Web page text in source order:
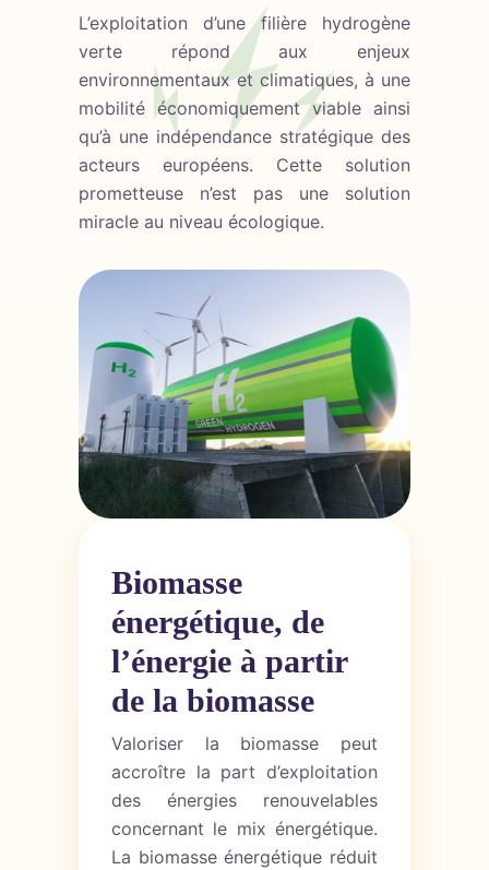
L’exploitation d’une filière hydrogène
verte répond aux enjeux
environnementaux et climatiques, à une
mobilité économiquement viable ainsi
qu’à une indépendance stratégique des
acteurs européens. Cette solution
prometteuse n’est pas une solution
miracle au niveau écologique.
Biomasse
énergétique, de
l’énergie à partir
de la biomasse
Valoriser la biomasse peut
accroître la part d’exploitation
des énergies renouvelables
concernant le mix énergétique.
La biomasse énergétique réduit